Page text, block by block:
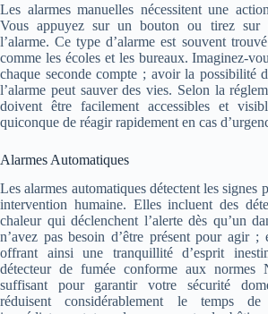
Les alarmes manuelles nécessitent une
Vous appuyez sur un bouton ou tirez sur
l’alarme. Ce type d’alarme est souvent
comme les écoles et les bureaux. Imaginez-
chaque seconde compte ; avoir la possibilité
l’alarme peut sauver des vies. Selon la
doivent être facilement accessibles et
quiconque de réagir rapidement en cas
Alarmes Automatiques
Les alarmes automatiques détectent les signes
intervention humaine. Elles incluent des
chaleur qui déclenchent l’alerte dès qu’un
n’avez pas besoin d’être présent pour agir ;
offrant ainsi une tranquillité d’esprit
détecteur de fumée conforme aux normes
suffisant pour garantir votre sécurité
réduisent considérablement le temps